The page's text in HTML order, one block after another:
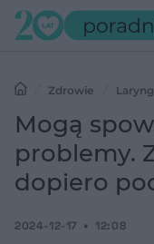
Zdrowie
problemy. Zapalenie
Mogą
problemy.
dopiero
2024-12-17 12:08